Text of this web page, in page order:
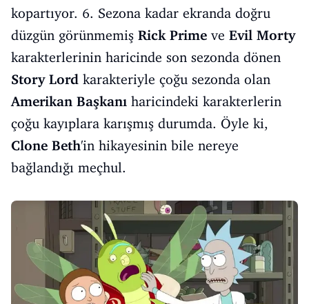
kopartıyor. 6. Sezona kadar ekranda doğru
düzgün görünmemiş Rick Prime ve Evil Morty
karakterlerinin haricinde son sezonda dönen
Story Lord karakteriyle çoğu sezonda olan
Amerikan Başkanı haricindeki karakterlerin
çoğu kayıplara karışmış durumda. Öyle ki,
Clone Beth'in hikayesinin bile nereye
bağlandığı meçhul.